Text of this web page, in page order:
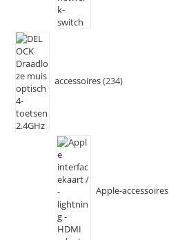
accessoires 234
Apple-accessoires